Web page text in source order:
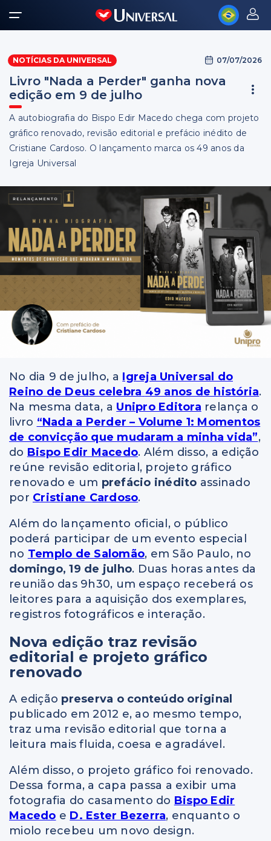
NOTÍCIAS DA UNIVERSAL 07/07/2026
Livro "Nada a Perder" ganha nova
edição em 9 de julho
A autobiografia do Bispo Edir Macedo chega com projeto
gráfico renovado, revisão editorial e prefácio inédito de
Cristiane Cardoso. O lançamento marca os 49 anos da
Igreja Universal
No dia 9 de julho, a Igreja Universal do
Reino de Deus celebra 49 anos de história.
Na mesma data, a Unipro Editora relança o
livro “Nada a Perder – Volume 1: Momentos
de convicção que mudaram a minha vida”,
do Bispo Edir Macedo. Além disso, a edição
reúne revisão editorial, projeto gráfico
renovado e um prefácio inédito assinado
por Cristiane Cardoso.
Além do lançamento oficial, o público
poderá participar de um evento especial
no Templo de Salomão, em São Paulo, no
domingo, 19 de julho. Duas horas antes da
reunião das 9h30, um espaço receberá os
leitores para a aquisição dos exemplares,
registros fotográficos e interação.
Nova edição traz revisão
editorial e projeto gráfico
renovado
A edição preserva o conteúdo original
publicado em 2012 e, ao mesmo tempo,
traz uma revisão editorial que torna a
leitura mais fluida, coesa e agradável.
Além disso, o projeto gráfico foi renovado.
Dessa forma, a capa passa a exibir uma
fotografia do casamento do Bispo Edir
Macedo e D. Ester Bezerra, enquanto o
miolo recebeu um novo design.